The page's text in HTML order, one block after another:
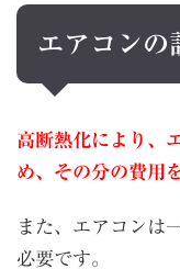
エアコンの
高断熱化により、
め、その分の費用
また、エアコンは
必要です。